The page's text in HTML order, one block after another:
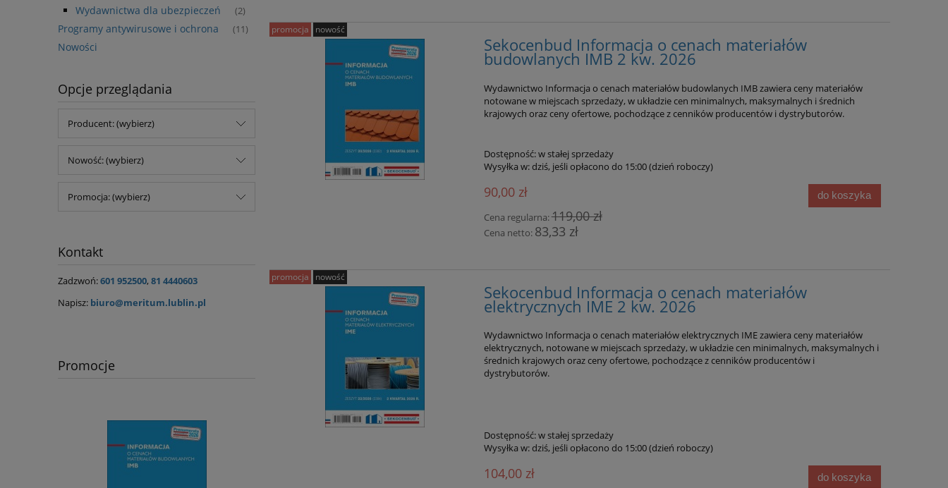
Wydawnictwa dla ubezpieczeń (2)
Programy antywirusowe i ochrona (11)
Nowości
Opcje przeglądania
Producent: (wybierz)
Nowość: (wybierz)
Promocja: (wybierz)
Kontakt
Zadzwoń:601 952500, 81 4440603
Napisz: biuro@meritum.lublin.pl
Promocje
Sekocenbud Informacja o cenach materiałów
budowlanych IMB 2 kw. 2026
Wydawnictwo Informacja o cenach materiałów budowlanych IMB zawiera ceny materiałów
notowane w miejscach sprzedaży, w układzie cen minimalnych, maksymalnych i średnich
krajowych oraz ceny ofertowe, pochodzące z cenników producentów i dystrybutorów.
Dostępność:w stałej sprzedaży
Wysyłka w:dziś, jeśli opłacono do 15:00 (dzień roboczy)
90,00 zł
Cena regularna:119,00 zł
Cena netto: 83,33 zł
do koszyka
promocja nowość
Sekocenbud Informacja o cenach materiałów
elektrycznych IME 2 kw. 2026
Wydawnictwo Informacja o cenach materiałów elektrycznych IME zawiera ceny materiałów
elektrycznych, notowane w miejscach sprzedaży, w układzie cen minimalnych, maksymalnych i
średnich krajowych oraz ceny ofertowe, pochodzące z cenników producentów i
dystrybutorów.
Dostępność:w stałej sprzedaży
Wysyłka w:dziś, jeśli opłacono do 15:00 (dzień roboczy)
104,00 zł do koszyka
promocja nowość